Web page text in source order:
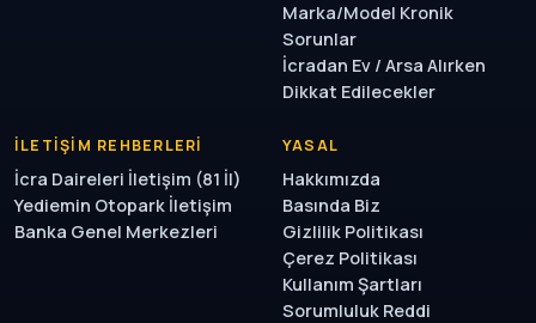
Marka/Model Kronik
Sorunlar
İcradan Ev / Arsa Alırken
Dikkat Edilecekler
İLETIŞIM REHBERLERI
İcra Daireleri İletişim (81 İl)
Yediemin Otopark İletişim
Banka Genel Merkezleri
YASAL
Hakkımızda
Basında Biz
Gizlilik Politikası
Çerez Politikası
Kullanım Şartları
Sorumluluk Reddi